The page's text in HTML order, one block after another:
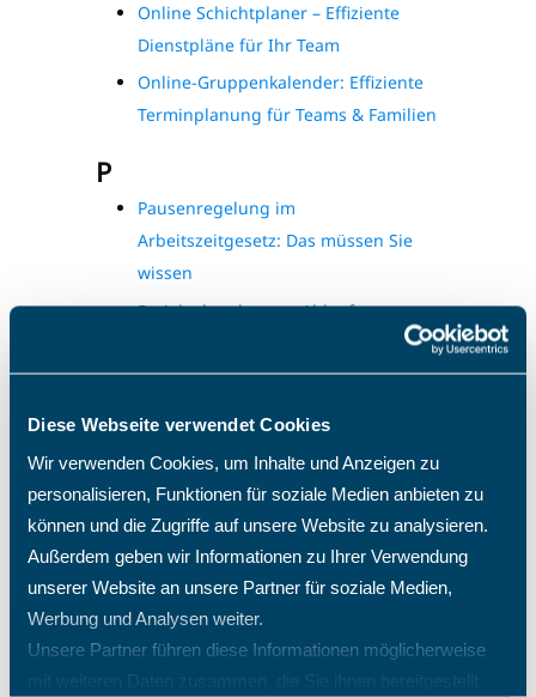
Diese Webseite verwendet Cookies
Wir verwenden Cookies, um Inhalte und Anzeigen zu
personalisieren, Funktionen für soziale Medien anbieten zu
können und die Zugriffe auf unsere Website zu analysieren.
Außerdem geben wir Informationen zu Ihrer Verwendung
unserer Website an unsere Partner für soziale Medien,
Werbung und Analysen weiter.
Unsere Partner führen diese Informationen möglicherweise
mit weiteren Daten zusammen, die Sie ihnen bereitgestellt
Online Schichtplaner – Effiziente
Dienstpläne für Ihr Team
Online-Gruppenkalender: Effiziente
Terminplanung für Teams & Familien
P
Pausenregelung im
Arbeitszeitgesetz: Das müssen Sie
wissen
Projektabrechnung: Ablauf,
Abrechnungsmodelle und passende
Software
kostenlos
Projektdokumentation: Struktur,
Inhalt & praktische Umsetzung
Projektorganisation: Definition,
Formen und Rollen
Projektphasen im